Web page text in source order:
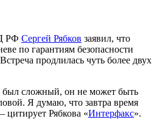
РФ Сергей Рябков заявил, что
по гарантиям безопасности
продлилась чуть более двух
был сложный, он не может быть
Я думаю, что завтра время
цитирует Рябкова «Интерфакс».